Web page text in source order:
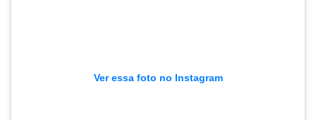
Ver essa foto no Instagram